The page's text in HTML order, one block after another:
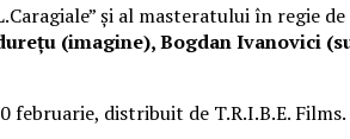
și al masteratului în regie
(imagine), Bogdan Ivanovici
februarie, distribuit de T.R.I.B.E. Films.